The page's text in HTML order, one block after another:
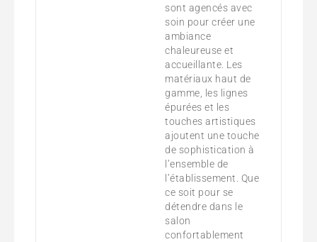
sont agencés avec
soin pour créer une
ambiance
chaleureuse et
accueillante. Les
matériaux haut de
gamme, les lignes
épurées et les
touches artistiques
ajoutent une touche
de sophistication à
l’ensemble de
l’établissement. Que
ce soit pour se
détendre dans le
salon
confortablement